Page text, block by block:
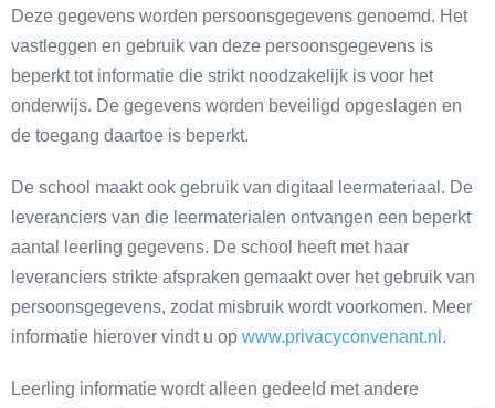
Deze gegevens worden persoonsgegevens genoemd. Het
vastleggen en gebruik van deze persoonsgegevens is
beperkt tot informatie die strikt noodzakelijk is voor het
onderwijs. De gegevens worden beveiligd opgeslagen en
de toegang daartoe is beperkt.
De school maakt ook gebruik van digitaal leermateriaal. De
leveranciers van die leermaterialen ontvangen een beperkt
aantal leerling gegevens. De school heeft met haar
leveranciers strikte afspraken gemaakt over het gebruik van
persoonsgegevens, zodat misbruik wordt voorkomen. Meer
informatie hierover vindt u op www.privacyconvenant.nl .
Leerling informatie wordt alleen gedeeld met andere